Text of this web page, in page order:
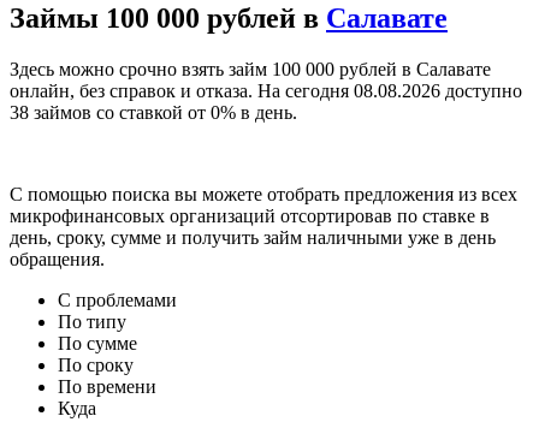
Займы 100 000 рублей в Салавате
Здесь можно срочно взять займ 100 000 рублей в Салавате
онлайн, без справок и отказа. На сегодня 08.08.2026 доступно
38 займов со ставкой от 0% в день.
С помощью поиска вы можете отобрать предложения из всех
микрофинансовых организаций отсортировав по ставке в
день, сроку, сумме и получить займ наличными уже в день
обращения.
С проблемами
По типу
По сумме
По сроку
По времени
Куда